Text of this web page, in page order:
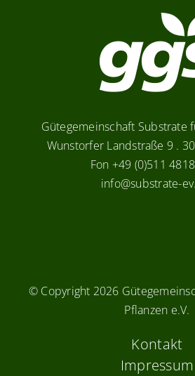
Gütegemeinschaft Substrate
Wunstorfer Landstraße 9 .
Fon +49 (0)511
info@substrate-
© Copyright 2026
Pflanzen e.V.
Kontakt
Impressum